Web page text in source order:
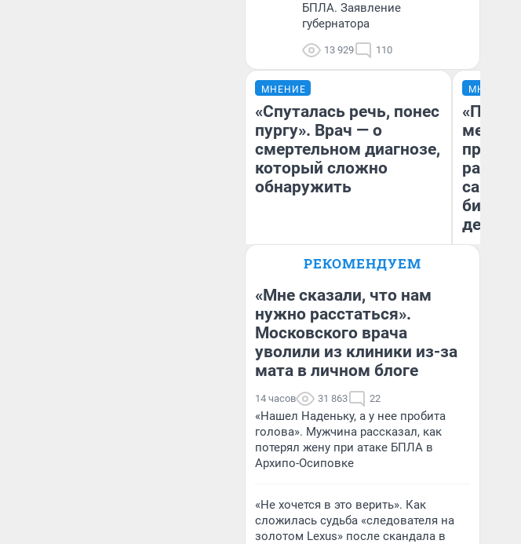
БПЛА. Заявление
губернатора
13 929 110
МНЕНИЕ
«Спуталась речь, понес
пургу». Врач — о
смертельном диагнозе,
который сложно
обнаружить
Главврач клиники
Волковой»
МНЕНИЕ
самом
РЕКОМЕНДУЕМ
«Мне сказали, что нам
нужно расстаться».
Московского врача
уволили из клиники из-за
мата в личном блоге
14 часов 31 863 22
«Нашел Наденьку, а у нее пробита
голова». Мужчина рассказал, как
потерял жену при атаке БПЛА в
Архипо-Осиповке
«Не хочется в это верить». Как
сложилась судьба «следователя на
золотом Lexus» после скандала в